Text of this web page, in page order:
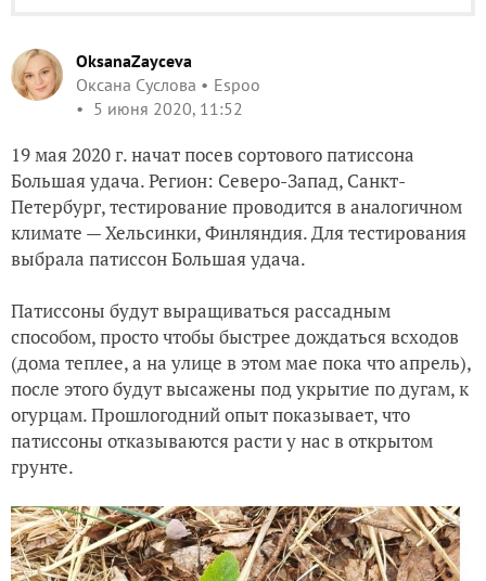
OksanaZayceva
Оксана Суслова
Espoo
5 июня 2020, 11:52
19 мая 2020 г. начат посев сортового патиссона
Большая удача.Регион: Северо-Запад, Санкт-
Петербург, тестирование проводится в аналогичном
климате — Хельсинки, Финляндия.Для тестирования
выбрала патиссон Большая удача.
Патиссоны будут выращиваться рассадным
способом, просто чтобы быстрее дождаться всходов
(дома теплее, а на улице в этом мае пока что апрель),
после этого будут высажены под укрытие по дугам, к
огурцам. Прошлогодний опыт показывает, что
патиссоны отказываются расти у нас в открытом
грунте.